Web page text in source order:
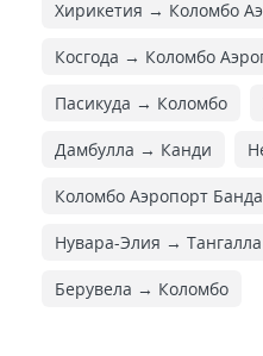
Хирикетия → Коломбо
Косгода → Коломбо
Пасикуда → Коломбо
Дамбулла → Канди
Коломбо Аэропорт
Нувара-Элия → Тангалла
Берувела → Коломбо